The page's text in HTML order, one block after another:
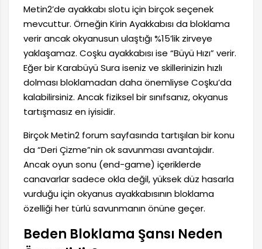
Metin2’de ayakkabı slotu için birçok seçenek
mevcuttur. Örneğin Kirin Ayakkabısı da bloklama
verir ancak okyanusun ulaştığı %15’lik zirveye
yaklaşamaz. Coşku ayakkabısı ise “Büyü Hızı” verir.
Eğer bir Karabüyü Sura iseniz ve skillerinizin hızlı
dolması bloklamadan daha önemliyse Coşku’da
kalabilirsiniz. Ancak fiziksel bir sınıfsanız, okyanus
tartışmasız en iyisidir.
Birçok Metin2 forum sayfasında tartışılan bir konu
da “Deri Çizme”nin ok savunması avantajıdır.
Ancak oyun sonu (end-game) içeriklerde
canavarlar sadece okla değil, yüksek düz hasarla
vurduğu için okyanus ayakkabısının bloklama
özelliği her türlü savunmanın önüne geçer.
Beden Bloklama Şansı Neden